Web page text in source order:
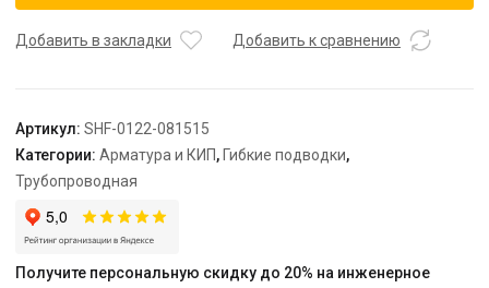
для
х
ВР
1/2,
длина
Добавить в закладки Добавить к сравнению
Артикул: SHF-0122-081515
Категории: Арматура и КИП, Гибкие подводки,
Трубопроводная
Получите персональную скидку до 20% на инженерное